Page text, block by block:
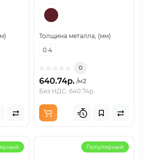
Толщина металла, (мм)
0.4
0
640.74р. /м2
Без НДС: 640.74р.
Популярный